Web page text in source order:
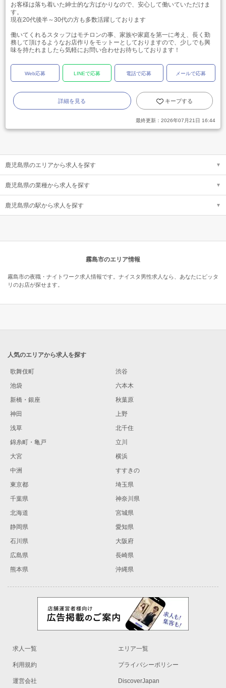
お客様は落ち着いた紳士的な方ばかりなので、安心して働いていただけま
す。
現在20代後半～30代の方も多数活躍しております
働いてくれるスタッフはモチロンの事、家族や家庭を第一に考え、長く勤
務して頂けるようなお店作りをモットーとしておりますので、少しでも興
味を持たれましたら気軽にお問い合わせお待ちしております！
Web応募 LINEで応募 電話で応募 メールで応募
詳細を見る キープする
最終更新： 2026年07月21日 16:44
鹿児島県のエリアから求人を探す
鹿児島県の業種から求人を探す
鹿児島県の駅から求人を探す
霧島市のエリア情報
霧島市の夜職・ナイトワーク求人情報です。ナイスタ男性求人なら、あなたにピッタ
リのお店が探せます。
人気のエリアから求人を探す
歌舞伎町
渋谷
池袋
六本木
新橋・銀座
秋葉原
神田
上野
浅草
北千住
錦糸町・亀戸
立川
大宮
横浜
中洲
すすきの
東京都
埼玉県
千葉県
神奈川県
北海道
宮城県
静岡県
愛知県
石川県
大阪府
広島県
長崎県
熊本県
沖縄県
求人一覧 エリア一覧
利用規約 プライバシーポリシー
運営会社 DiscoverJapan